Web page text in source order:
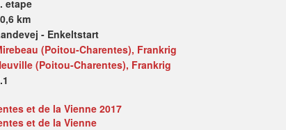
etape
km
- Enkeltstart
(Poitou-Charentes), Frankrig
(Poitou-Charentes), Frankrig
et de la Vienne 2017
et de la Vienne